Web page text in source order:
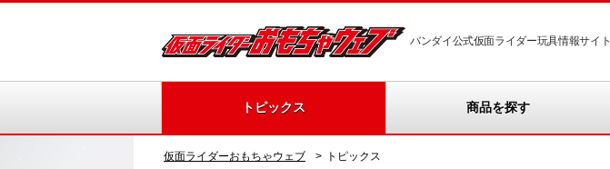
バンダイ公式仮面ライダー玩具情報サイト
トピックス 商品を探す
仮面ライダーおもちゃウェブ トピックス